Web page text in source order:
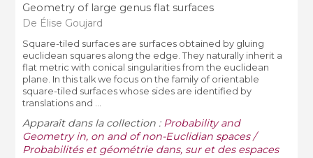
Geometry of large genus flat surfaces
De Élise Goujard
Square-tiled surfaces are surfaces obtained by gluing
euclidean squares along the edge. They naturally inherit a
flat metric with conical singularities from the euclidean
plane. In this talk we focus on the family of orientable
square-tiled surfaces whose sides are identified by
translations and ...
Apparaît dans la collection : Probability and
Geometry in, on and of non-Euclidian spaces /
Probabilités et géométrie dans, sur et des espaces